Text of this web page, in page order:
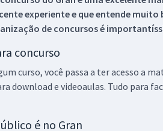
experiente e que entende
de concursos é
concurso
curso, você passa a ter acesso a
download e videoaulas. Tudo para
é no Gran